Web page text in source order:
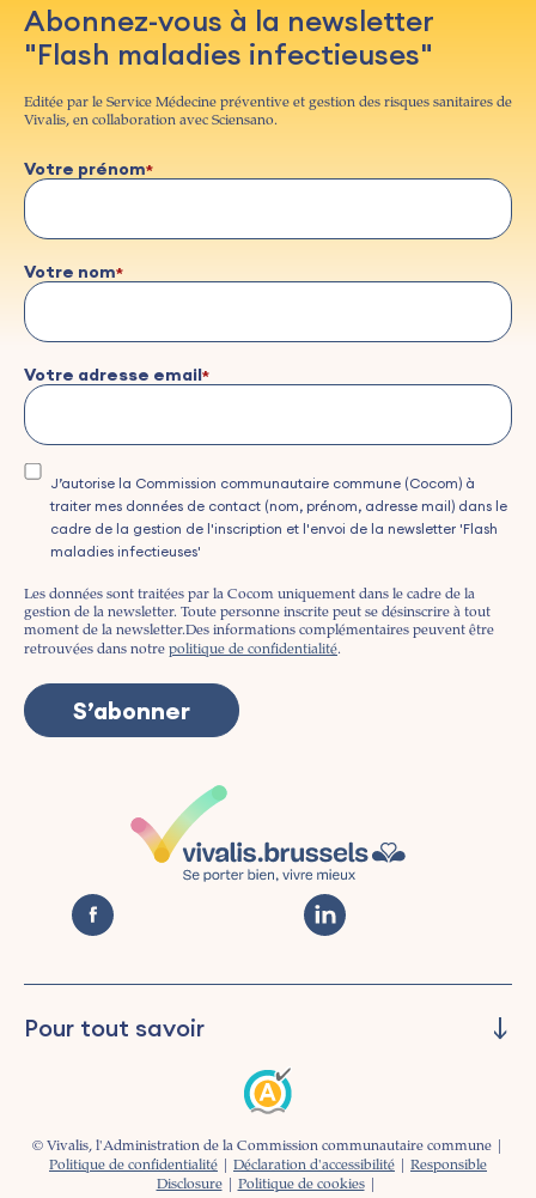
Abonnez-vous à la newsletter
"Flash maladies infectieuses"
Editée par le Service Médecine préventive et gestion des risques sanitaires de
Vivalis, en collaboration avec Sciensano.
Votre prénom
Votre nom
Votre adresse email
J’autorise la Commission communautaire commune (Cocom) à
traiter mes données de contact (nom, prénom, adresse mail) dans le
cadre de la gestion de l'inscription et l'envoi de la newsletter 'Flash
maladies infectieuses'
Les données sont traitées par la Cocom uniquement dans le cadre de la
gestion de la newsletter. Toute personne inscrite peut se désinscrire à tout
moment de la newsletter.Des informations complémentaires peuvent être
retrouvées dans notre politique de confidentialité.
Pour tout savoir
Informer
Accompagner
© Vivalis, l'Administration de la Commission communautaire commune |
Politique de confidentialité
Déclaration d'accessibilité
Responsible
Disclosure| Politique de cookies|